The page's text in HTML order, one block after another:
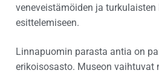
veneveistämöiden ja turkulaisten
esittelemiseen.
Linnapuomin parasta antia on
erikoisosasto. Museon vaihtuvat